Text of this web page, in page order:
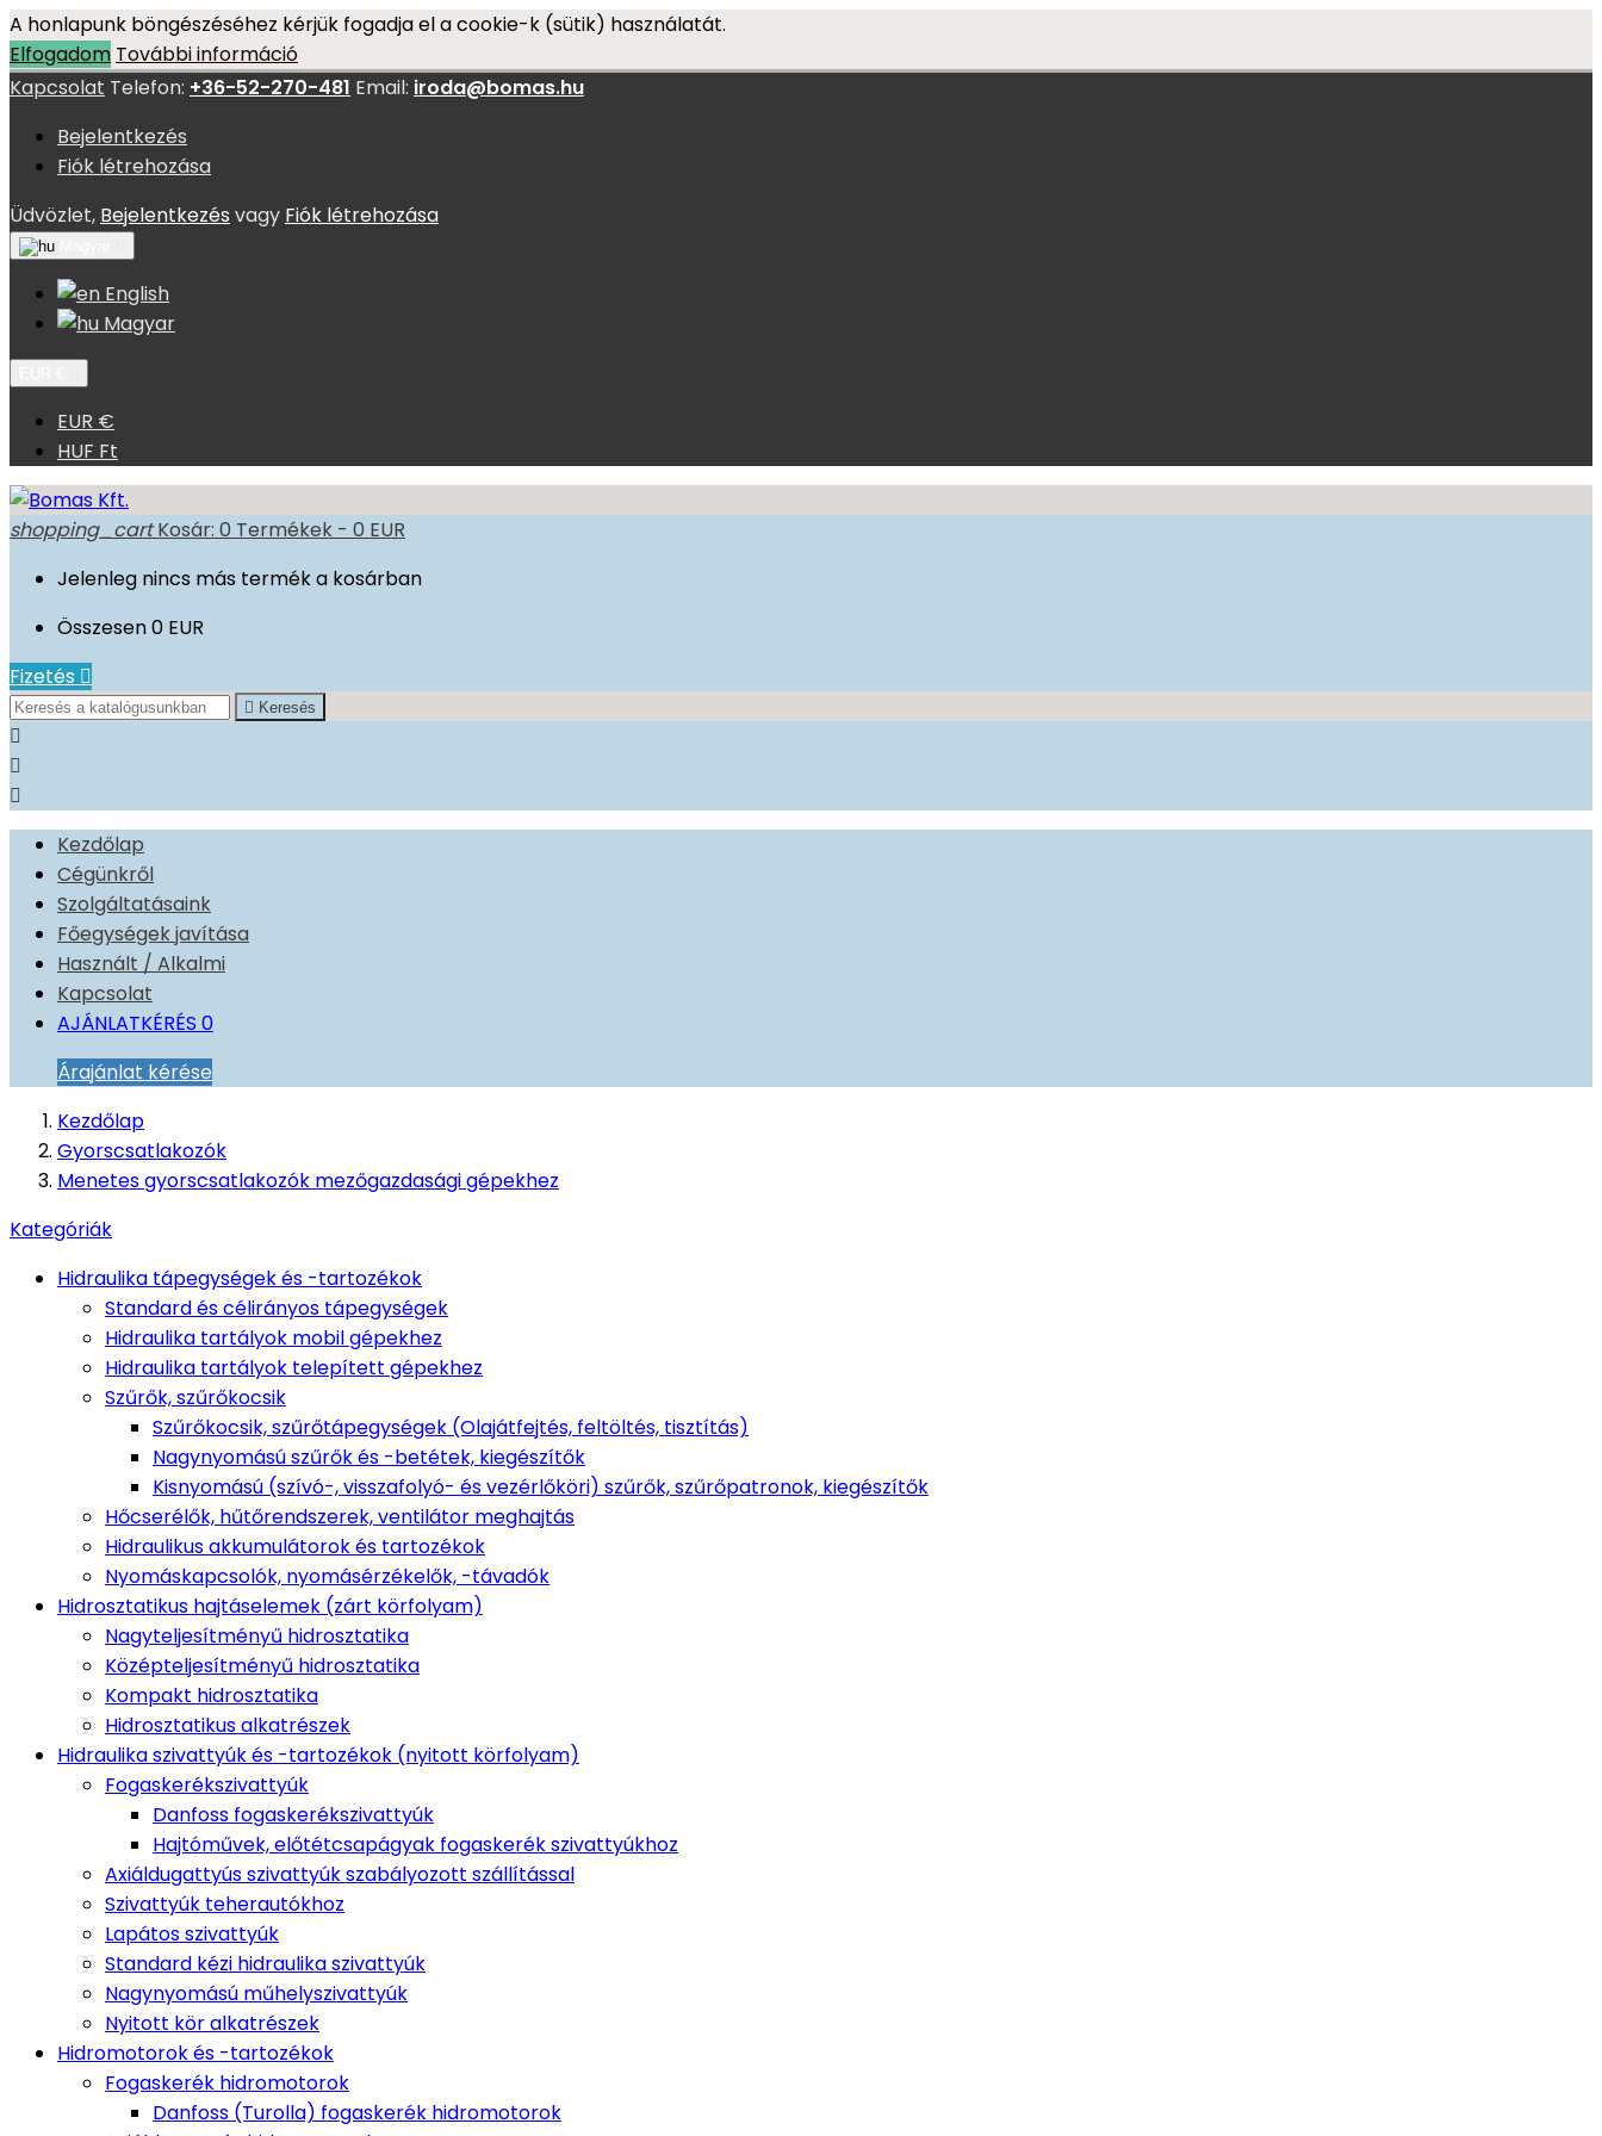
A honlapunk böngészéséhez kérjük fogadja el a cookie-k (sütik) használatát.
Elfogadom További információ
Kapcsolat Telefon: +36-52-270-481 Email: iroda@bomas.hu
Bejelentkezés
Fiók létrehozása
Üdvözlet, Bejelentkezés vagy Fiók létrehozása
English
Magyar
EUR €
HUF Ft
shopping_cart Kosár: 0 Termékek - 0 EUR
Jelenleg nincs más termék a kosárban
Összesen0 EUR
Fizetés 
 Keresés



Kezdőlap
Cégünkről
Szolgáltatásaink
Főegységek javítása
Használt / Alkalmi
Kapcsolat
AJÁNLATKÉRÉS 0
Árajánlat kérése
Kezdőlap
Gyorscsatlakozók
Menetes gyorscsatlakozók mezőgazdasági gépekhez
Kategóriák
Hidraulika tápegységek és -tartozékok
Standard és célirányos tápegységek
Hidraulika tartályok mobil gépekhez
Hidraulika tartályok telepített gépekhez
Szűrők, szűrőkocsik
Szűrőkocsik, szűrőtápegységek (Olajátfejtés, feltöltés, tisztítás)
Nagynyomású szűrők és -betétek, kiegészítők
Kisnyomású (szívó-, visszafolyó- és vezérlőköri) szűrők, szűrőpatronok, kiegészítők
Hőcserélők, hűtőrendszerek, ventilátor meghajtás
Hidraulikus akkumulátorok és tartozékok
Nyomáskapcsolók, nyomásérzékelők, -távadók
Hidrosztatikus hajtáselemek (zárt körfolyam)
Nagyteljesítményű hidrosztatika
Középteljesítményű hidrosztatika
Kompakt hidrosztatika
Hidrosztatikus alkatrészek
Hidraulika szivattyúk és -tartozékok (nyitott körfolyam)
Fogaskerékszivattyúk
Danfoss fogaskerékszivattyúk
Hajtóművek, előtétcsapágyak fogaskerék szivattyúkhoz
Axiáldugattyús szivattyúk szabályozott szállítással
Szivattyúk teherautókhoz
Lapátos szivattyúk
Standard kézi hidraulika szivattyúk
Nagynyomású műhelyszivattyúk
Nyitott kör alkatrészek
Hidromotorok és -tartozékok
Fogaskerék hidromotorok
Danfoss (Turolla) fogaskerék hidromotorok